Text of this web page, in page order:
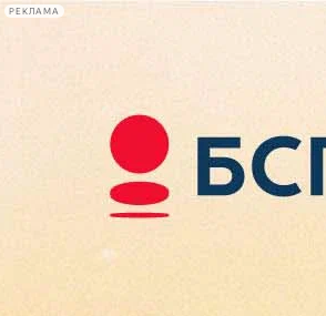
РЕКЛАМА
Сегодня:
2026.08.08
00:06
Афиша Plus